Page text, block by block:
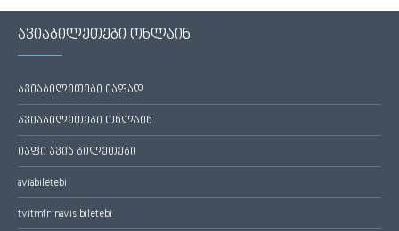
ავიაბილეთები ონლაინ
ავიაბილეთები იაფად
ავიაბილეთები ონლაინ
იაფი ავია ბილეთები
aviabiletebi
tvitmfrinavis biletebi